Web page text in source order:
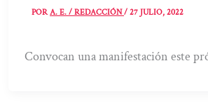
PORA. E. / REDACCIÓN/27 JULIO, 2022
Convocan una manifestación este